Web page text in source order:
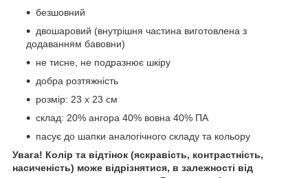
безшовний
двошаровий (внутрішня частина виготовлена з
додаванням бавовни)
не тисне, не подразнює шкіру
добра розтяжність
розмір: 23 х 23 см
склад: 20% ангора 40% вовна 40% ПА
пасує до шапки аналогічного складу та кольору
Увага! Колір та відтінок (яскравість, контрастність,
насиченість) може відрізнятися, в залежності від